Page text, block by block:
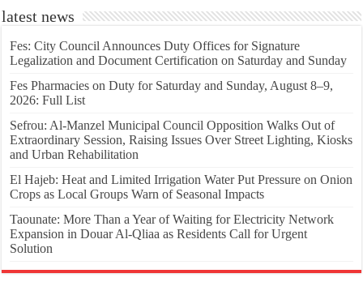
latest news
Fes: City Council Announces Duty Offices for Signature
Legalization and Document Certification on Saturday and Sunday
Fes Pharmacies on Duty for Saturday and Sunday, August 8–9,
2026: Full List
Sefrou: Al-Manzel Municipal Council Opposition Walks Out of
Extraordinary Session, Raising Issues Over Street Lighting, Kiosks
and Urban Rehabilitation
El Hajeb: Heat and Limited Irrigation Water Put Pressure on Onion
Crops as Local Groups Warn of Seasonal Impacts
Taounate: More Than a Year of Waiting for Electricity Network
Expansion in Douar Al-Qliaa as Residents Call for Urgent
Solution